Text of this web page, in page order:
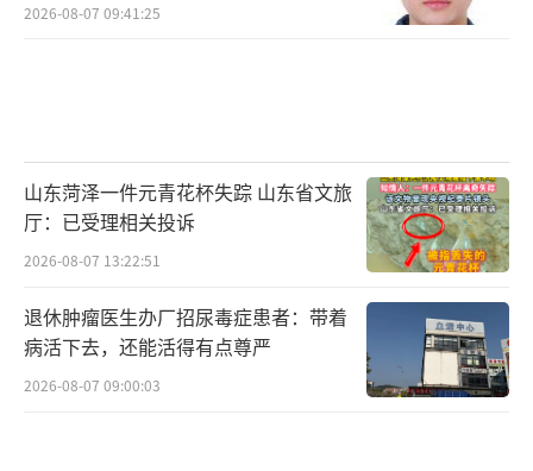
2026-08-07 09:41:25
山东菏泽一件元青花杯失踪 山东省文旅
厅：已受理相关投诉
2026-08-07 13:22:51
退休肿瘤医生办厂招尿毒症患者：带着
病活下去，还能活得有点尊严
2026-08-07 09:00:03